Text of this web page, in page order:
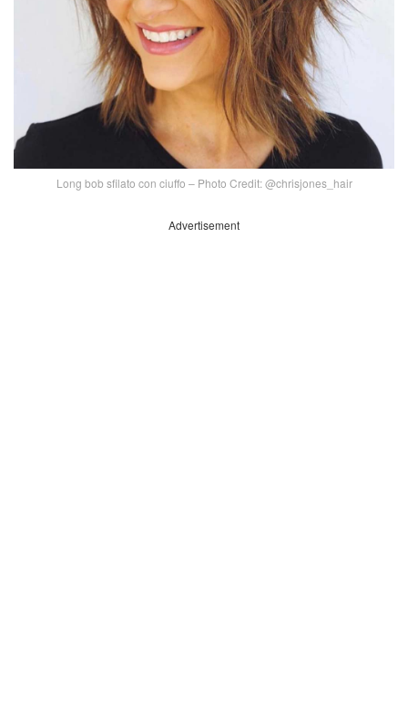
Long bob sfilato con ciuffo – Photo Credit: @chrisjones_hair
Advertisement